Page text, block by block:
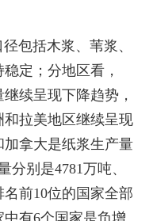
包括木浆、苇浆、
定；分地区看，
续呈现下降趋势，
拉美地区继续呈现
加拿大是纸浆生产量
别是4781万吨、
名前10位的国家全部
中有6个国家是负增